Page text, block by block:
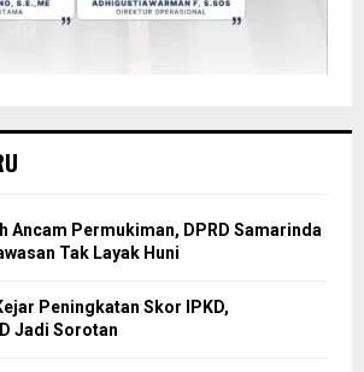
Ancam Permukiman, DPRD Samarinda
Tak Layak Huni
Peningkatan Skor IPKD,
Jadi Sorotan